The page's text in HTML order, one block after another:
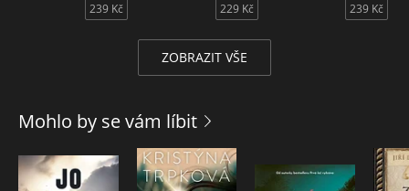
239 Kč 229 Kč 239 Kč
ZOBRAZIT VŠE
Mohlo by se vám líbit